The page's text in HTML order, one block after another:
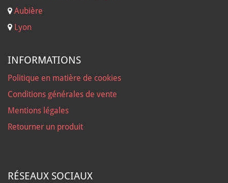
Aubière
Lyon
INFORMATIONS
Politique en matière de cookies
Conditions générales de vente
Mentions légales
Retourner un produit
RÉSEAUX SOCIAUX